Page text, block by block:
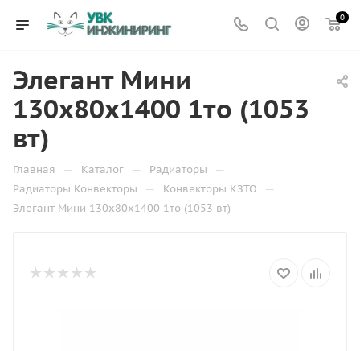
0
Элегант Мини
130x80x1400 1то (1053
вт)
Главная — Каталог — Радиаторы —
Радиаторы Конвекторы — Конвекторы КЗТО —
Элегант Мини 130x80x1400 1то (1053 вт)